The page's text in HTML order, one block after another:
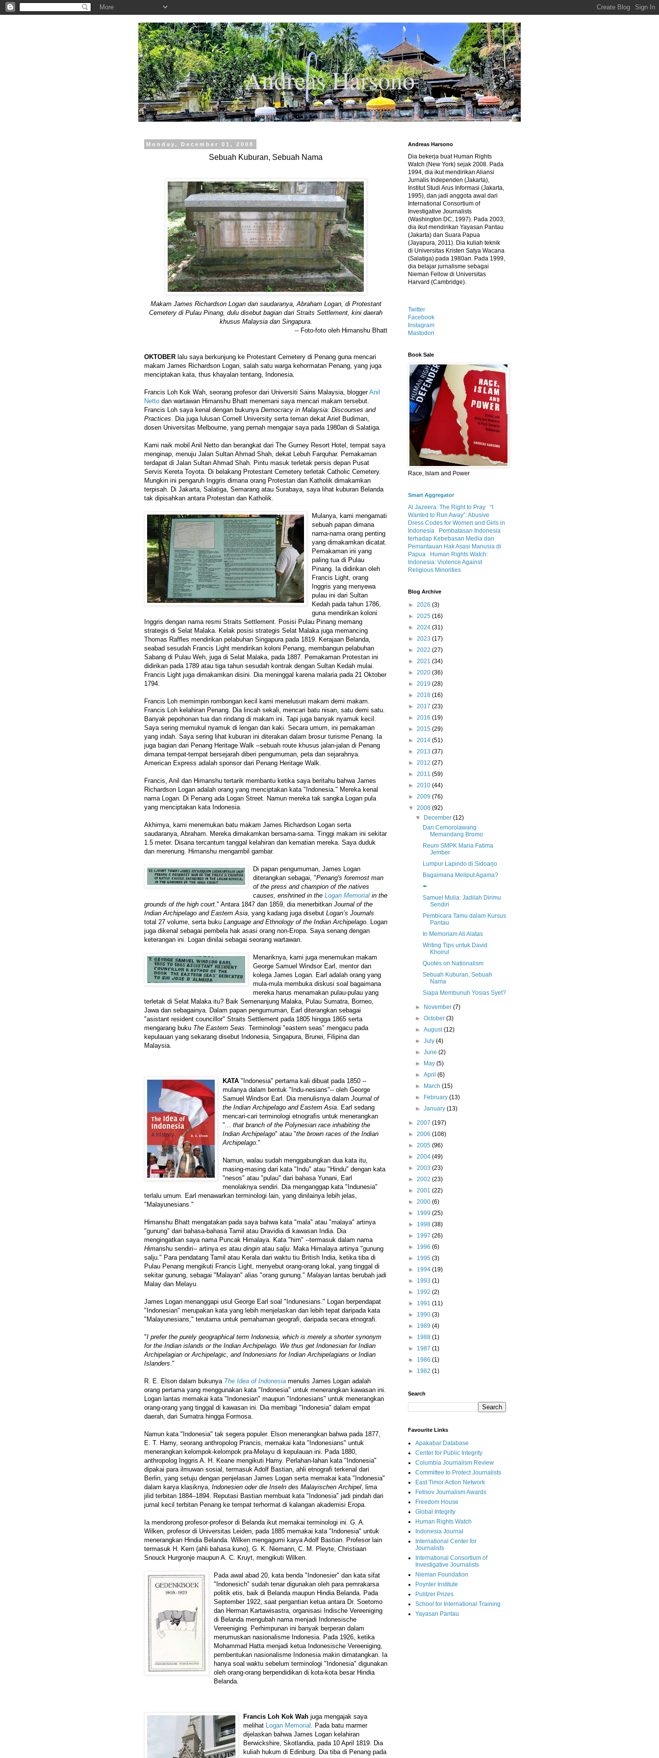
.
Andreas Harsono
Monday, December 01, 2008
Sebuah Kuburan, Sebuah Nama
Makam James Richardson Logan dan saudaranya, Abraham Logan, di Protestant
Cemetery di Pulau Pinang, dulu disebut bagian dari Straits Settlement, kini daerah
khusus Malaysia dan Singapura.
-- Foto-foto oleh Himanshu Bhatt
OKTOBER lalu saya berkunjung ke Protestant Cemetery di Penang guna mencari
makam James Richardson Logan, salah satu warga kehormatan Penang, yang juga
menciptakan kata, thus khayalan tentang, Indonesia.
Francis Loh Kok Wah, seorang profesor dari Universiti Sains Malaysia, bloggerAnil
Netto dan wartawan Himanshu Bhatt menemani saya mencari makam tersebut.
Francis Loh saya kenal dengan bukunya Democracy in Malaysia: Discourses and
Practices. Dia juga lulusan Cornell University serta teman dekat Arief Budiman,
dosen Universitas Melbourne, yang pernah mengajar saya pada 1980an di Salatiga.
Kami naik mobil Anil Netto dan berangkat dari The Gurney Resort Hotel, tempat saya
menginap, menuju Jalan Sultan Ahmad Shah, dekat Lebuh Farquhar. Pemakaman
terdapat di Jalan Sultan Ahmad Shah. Pintu masuk terletak persis depan Pusat
Servis Kereta Toyota. Di belakang Protestant Cemetery terletak Catholic Cemetery.
Mungkin ini pengaruh Inggris dimana orang Protestan dan Katholik dimakamkan
terpisah. Di Jakarta, Salatiga, Semarang atau Surabaya, saya lihat kuburan Belanda
tak dipisahkan antara Protestan dan Katholik.
Mulanya, kami mengamati
sebuah papan dimana
nama-nama orang penting
yang dimakamkan dicatat.
Pemakaman ini yang
paling tua di Pulau
Pinang. Ia didirikan oleh
Francis Light, orang
Inggris yang menyewa
pulau ini dari Sultan
Kedah pada tahun 1786,
guna mendirikan koloni
Inggris dengan nama resmi Straits Settlement. Posisi Pulau Pinang memang
strategis di Selat Malaka. Kelak posisi strategis Selat Malaka juga memancing
Thomas Raffles mendirikan pelabuhan Singapura pada 1819. Kerajaan Belanda,
seabad sesudah Francis Light mendirikan koloni Penang, membangun pelabuhan
Sabang di Pulau Weh, juga di Selat Malaka, pada 1887. Pemakaman Protestan ini
didirikan pada 1789 atau tiga tahun sesudah kontrak dengan Sultan Kedah mulai.
Francis Light juga dimakamkan disini. Dia meninggal karena malaria pada 21 Oktober
1794.
Francis Loh memimpin rombongan kecil kami menelusuri makam demi makam.
Francis Loh kelahiran Penang. Dia lincah sekali, mencari batu nisan, satu demi satu.
Banyak pepohonan tua dan rindang di makam ini. Tapi juga banyak nyamuk kecil.
Saya sering memukul nyamuk di lengan dan kaki. Secara umum, ini pemakaman
yang indah. Saya sering lihat kuburan ini diterakan dalam brosur turisme Penang. Ia
juga bagian dari Penang Heritage Walk --sebuah route khusus jalan-jalan di Penang
dimana tempat-tempat bersejarah diberi pengumuman, peta dan sejarahnya.
American Express adalah sponsor dari Penang Heritage Walk.
Francis, Anil dan Himanshu tertarik membantu ketika saya beritahu bahwa James
Richardson Logan adalah orang yang menciptakan kata "Indonesia." Mereka kenal
nama Logan. Di Penang ada Logan Street. Namun mereka tak sangka Logan pula
yang menciptakan kata Indonesia.
Akhirnya, kami menemukan batu makam James Richardson Logan serta
saudaranya, Abraham. Mereka dimakamkan bersama-sama. Tinggi makam ini sekitar
1.5 meter. Disana tercantum tanggal kelahiran dan kematian mereka. Saya duduk
dan merenung. Himanshu mengambil gambar.
Di papan pengumuman, James Logan
diterangkan sebagai, "Penang's foremost man
of the press and champion of the natives
causes, enshrined in the Logan Memorial in the
grounds of the high court." Antara 1847 dan 1859, dia menerbitkan Journal of the
Indian Archipelago and Eastern Asia, yang kadang juga disebut Logan’s Journals
total 27 volume, serta buku Language and Ethnology of the Indian Archipelago. Logan
juga dikenal sebagai pembela hak asasi orang non-Eropa. Saya senang dengan
keterangan ini. Logan dinilai sebagai seorang wartawan.
Menariknya, kami juga menemukan makam
George Samuel Windsor Earl, mentor dan
kolega James Logan. Earl adalah orang yang
mula-mula membuka diskusi soal bagaimana
mereka harus menamakan pulau-pulau yang
terletak di Selat Malaka itu? Baik Semenanjung Malaka, Pulau Sumatra, Borneo,
Jawa dan sebagainya. Dalam papan pengumuman, Earl diterangkan sebagai
"asistant resident councillor" Straits Settlement pada 1805 hingga 1865 serta
mengarang buku The Eastern Seas. Terminologi "eastern seas" mengacu pada
kepulauan yang sekarang disebut Indonesia, Singapura, Brunei, Filipina dan
Malaysia.
KATA "Indonesia" pertama kali dibuat pada 1850 --
mulanya dalam bentuk "Indu-nesians"-- oleh George
Samuel Windsor Earl. Dia menulisnya dalam Journal of
the Indian Archipelago and Eastern Asia. Earl sedang
mencari-cari terminologi etnografis untuk menerangkan
"... that branch of the Polynesian race inhabiting the
Indian Archipelago" atau "the brown races of the Indian
Archipelago."
Namun, walau sudah menggabungkan dua kata itu,
masing-masing dari kata "Indu" atau "Hindu" dengan kata
"nesos" atau "pulau" dari bahasa Yunani, Earl
menolaknya sendiri. Dia menganggap kata "Indunesia"
terlalu umum. Earl menawarkan terminologi lain, yang dinilainya lebih jelas,
"Malayunesians."
Himanshu Bhatt mengatakan pada saya bahwa kata "mala" atau "malaya" artinya
"gunung" dari bahasa-bahasa Tamil atau Dravidia di kawasan India. Dia
mengingatkan saya nama Puncak Himalaya. Kata "him" --termasuk dalam nama
Himanshu sendiri-- artinya es atau dingin atau salju. Maka Himalaya artinya "gunung
salju." Para pendatang Tamil atau Kerala dari waktu tiu British India, ketika tiba di
Pulau Penang mengikuti Francis Light, menyebut orang-orang lokal, yang tinggal di
sekitar gunung, sebagai "Malayan" alias "orang gunung." Malayan lantas berubah jadi
Malay dan Melayu.
James Logan menanggapi usul George Earl soal "Indunesians." Logan berpendapat
"Indonesian" merupakan kata yang lebih menjelaskan dan lebih tepat daripada kata
"Malayunesians," terutama untuk pemahaman geografi, daripada secara etnografi.
"I prefer the purely geographical term Indonesia, which is merely a shorter synonym
for the Indian islands or the Indian Archipelago. We thus get Indonesian for Indian
Archipelagian or Archipelagic, and Indonesians for Indian Archipelagians or Indian
Islanders."
R. E. Elson dalam bukunya The Idea of Indonesia menulis James Logan adalah
orang pertama yang menggunakan kata "Indonesia" untuk menerangkan kawasan ini.
Logan lantas memakai kata "Indonesian" maupun "Indonesians" untuk menerangkan
orang-orang yang tinggal di kawasan ini. Dia membagi "Indonesia" dalam empat
daerah, dari Sumatra hingga Formosa.
Namun kata "Indonesia" tak segera populer. Elson menerangkan bahwa pada 1877,
E. T. Hamy, seorang anthropolog Prancis, memakai kata "Indonesians" untuk
menerangkan kelompok-kelompok pra-Melayu di kepulauan ini. Pada 1880,
anthropolog Inggris A. H. Keane mengikuti Hamy. Perlahan-lahan kata "Indonesia"
dipakai para ilmuwan sosial, termasuk Adolf Bastian, ahli etnografi terkenal dari
Berlin, yang setuju dengan penjelasan James Logan serta memakai kata "Indonesia"
dalam karya klasiknya, Indonesien oder die Inseln des Malayischen Archipel, lima
jilid terbitan 1884–1894. Reputasi Bastian membuat kata "Indonesia" jadi pindah dari
jurnal kecil terbitan Penang ke tempat terhormat di kalangan akademisi Eropa.
Ia mendorong profesor-profesor di Belanda ikut memakai terminologi ini. G. A.
Wilken, profesor di Universitas Leiden, pada 1885 memakai kata "Indonesia" untuk
menerangkan Hindia Belanda. Wilken mengagumi karya Adolf Bastian. Profesor lain
termasuk H. Kern (ahli bahasa kuno), G. K. Niemann, C. M. Pleyte, Christiaan
Snouck Hurgronje maupun A. C. Kruyt, mengikuti Wilken.
Pada awal abad 20, kata benda "Indonesier" dan kata sifat
"Indonesich" sudah tenar digunakan oleh para pemrakarsa
politik etis, baik di Belanda maupun Hindia Belanda. Pada
September 1922, saat pergantian ketua antara Dr. Soetomo
dan Herman Kartawisastra, organisasi Indische Vereeniging
di Belanda mengubah nama menjadi Indonesische
Vereeniging. Perhimpunan ini banyak berperan dalam
merumuskan nasionalisme Indonesia. Pada 1926, ketika
Mohammad Hatta menjadi ketua Indonesische Vereeniging,
pembentukan nasionalisme Indonesia makin dimatangkan. Ia
hanya soal waktu sebelum terminologi "Indonesia" digunakan
oleh orang-orang berpendidikan di kota-kota besar Hindia
Belanda.
Francis Loh Kok Wah juga mengajak saya
melihat Logan Memorial . Pada batu marmer
dijelaskan bahwa James Logan kelahiran
Berwickshire, Skotlandia, pada 10 April 1819. Dia
kuliah hukum di Edinburg. Dia tiba di Penang pada
Andreas Harsono
Dia bekerja buat Human Rights
Watch (New York) sejak 2008. Pada
1994, dia ikut mendirikan Aliansi
Jurnalis Independen (Jakarta),
Institut Studi Arus Informasi (Jakarta,
1995), dan jadi anggota awal dari
International Consortium of
Investigative Journalists
(Washington DC, 1997). Pada 2003,
dia ikut mendirikan Yayasan Pantau
(Jakarta) dan Suara Papua
(Jayapura, 2011). Dia kuliah teknik
di Universitas Kristen Satya Wacana
(Salatiga) pada 1980an. Pada 1999,
dia belajar jurnalisme sebagai
Nieman Fellow di Universitas
Harvard (Cambridge).
Twitter
Facebook
Instagram
Mastodon
Book Sale
Race, Islam and Power
Smart Aggregator
Al Jazeera: The Right to Pray
“I
Wanted to Run Away”: Abusive
Dress Codes for Women and Girls in
Indonesia
Pembatasan Indonesia
terhadap Kebebasan Media dan
Pemantauan Hak Asasi Manusia di
Papua
Human Rights Watch:
Indonesia: Violence Against
Religious Minorities
Blog Archive
► 2026 (3)
► 2025 (16)
► 2024 (31)
► 2023 (17)
► 2022 (27)
► 2021 (34)
► 2020 (36)
► 2019 (28)
► 2018 (16)
► 2017 (23)
► 2016 (19)
► 2015 (29)
► 2014 (51)
► 2013 (37)
► 2012 (27)
► 2011 (59)
► 2010 (44)
► 2009 (76)
▼ 2008 (92)
▼
December(12)
Dari Cemorolawang
Memandang Bromo
Reuni SMPK Maria Fatima
Jember
Lumpur Lapindo di Sidoarjo
Bagaimana Meliput Agama?
✒
Samuel Mulia: Jadilah Dirimu
Sendiri
Pembicara Tamu dalam Kursus
Pantau
In Memoriam Ali Alatas
Writing Tips untuk David
Khoirul
Quotes on Nationalism
Sebuah Kuburan, Sebuah
Nama
Siapa Membunuh Yosias Syet?
► November(7)
►October(3)
►August(12)
►July(4)
►June(2)
►
May(5)
►April(6)
►
March(15)
►
February(13)
►January(13)
► 2007 (197)
► 2006 (108)
► 2005 (96)
► 2004 (49)
► 2003 (23)
► 2002 (23)
► 2001 (22)
► 2000 (6)
► 1999 (25)
► 1998 (38)
► 1997 (26)
► 1996 (6)
► 1995 (3)
► 1994 (19)
► 1993 (1)
► 1992 (2)
► 1991 (11)
► 1990 (3)
► 1989 (4)
► 1988 (1)
► 1987 (1)
► 1986 (1)
► 1982 (1)
Search
Favourite Links
Apakabar Database
Center for Public Integrity
Columbia Journalism Review
Committee to Protect Journalists
East Timor Action Network
Fetisov Journalism Awards
Freedom House
Global Integrity
Human Rights Watch
Indonesia Journal
International Center for
Journalists
International Consortium of
Investigative Journalists
Nieman Foundation
Poynter Institute
Pulitzer Prizes
School for International Training
Yayasan Pantau